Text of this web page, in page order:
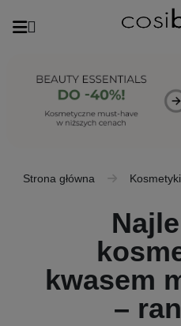
Strona główna Kosmetyki
kwasem
–